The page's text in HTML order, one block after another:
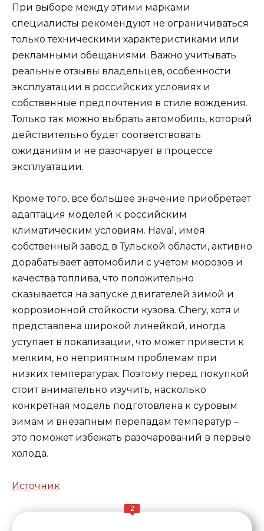
При выборе между этими марками
специалисты рекомендуют не ограничиваться
только техническими характеристиками или
рекламными обещаниями. Важно учитывать
реальные отзывы владельцев, особенности
эксплуатации в российских условиях и
собственные предпочтения в стиле вождения.
Только так можно выбрать автомобиль, который
действительно будет соответствовать
ожиданиям и не разочарует в процессе
эксплуатации.
Кроме того, все большее значение приобретает
адаптация моделей к российским
климатическим условиям. Haval, имея
собственный завод в Тульской области, активно
дорабатывает автомобили с учетом морозов и
качества топлива, что положительно
сказывается на запуске двигателей зимой и
коррозионной стойкости кузова. Chery, хотя и
представлена широкой линейкой, иногда
уступает в локализации, что может привести к
мелким, но неприятным проблемам при
низких температурах. Поэтому перед покупкой
стоит внимательно изучить, насколько
конкретная модель подготовлена к суровым
зимам и внезапным перепадам температур –
это поможет избежать разочарований в первые
холода.
Источник
2